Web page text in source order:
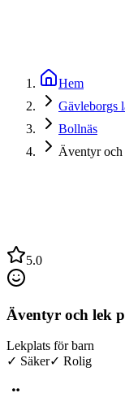
Hem
Gävleborgs
Bollnäs
Äventyr
5.0
Äventyr och lek
Lekplats för barn
✓ Säker✓ Rolig